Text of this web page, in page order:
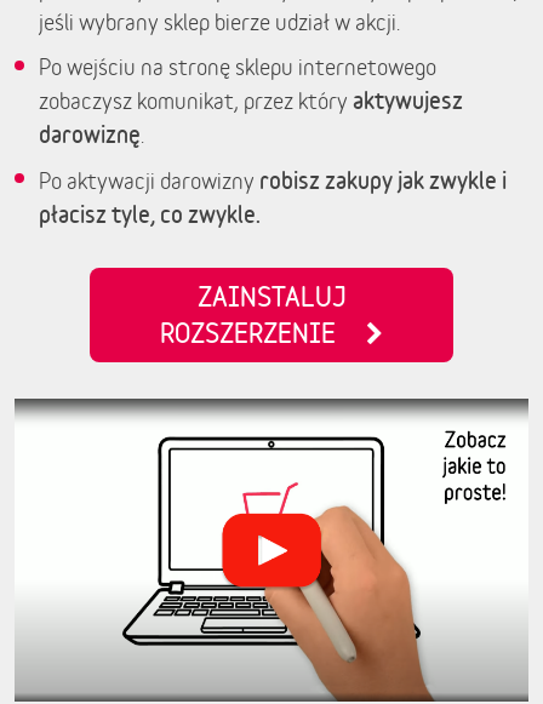
jeśli wybrany sklep bierze udział w akcji.
Po wejściu na stronę sklepu internetowego
zobaczysz komunikat, przez który aktywujesz
darowiznę
Po aktywacji darowizny robisz zakupy jak zwykle i
płacisz tyle, co zwykle.
ZAINSTALUJ
ROZSZERZENIE